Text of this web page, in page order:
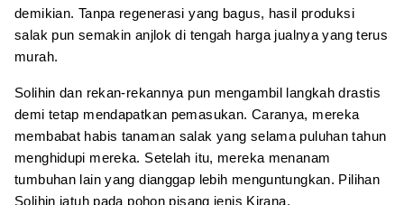
demikian. Tanpa regenerasi yang bagus, hasil produksi
salak pun semakin anjlok di tengah harga jualnya yang terus
murah.
Solihin dan rekan-rekannya pun mengambil langkah drastis
demi tetap mendapatkan pemasukan. Caranya, mereka
membabat habis tanaman salak yang selama puluhan tahun
menghidupi mereka. Setelah itu, mereka menanam
tumbuhan lain yang dianggap lebih menguntungkan. Pilihan
Solihin jatuh pada pohon pisang jenis Kirana.